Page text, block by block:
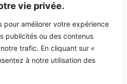
vie privée.
pour améliorer votre expérience
publicités ou des contenus
trafic. En cliquant sur «
à notre utilisation des